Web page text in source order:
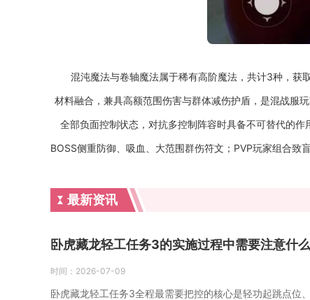
混沌魔法与卷轴魔法属于稀有高阶魔法，共计3种，获
材料融合，兼具高额范围伤害与群体减伤护盾，是混战服
全部负面控制状态，对抗多控制阵容时具备不可替代的
BOSS侧重防御、吸血、大范围群伤符文；PVP玩家组合致
最新资讯
卧虎藏龙轻工任务3的实施过程中需要注意什么
时间： 2026-07-09
卧虎藏龙轻工任务3全程最需要把控的核心是轻功起跳点位